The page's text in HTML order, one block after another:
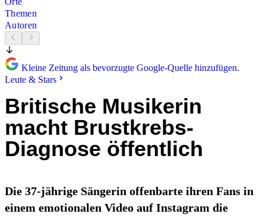
Themen
Autoren
Kleine Zeitung als bevorzugte Google-Quelle hinzufügen.
Leute & Stars
Britische Musikerin
macht Brustkrebs-
Diagnose öffentlich
Die 37-jährige Sängerin offenbarte ihren Fans in
einem emotionalen Video auf Instagram die